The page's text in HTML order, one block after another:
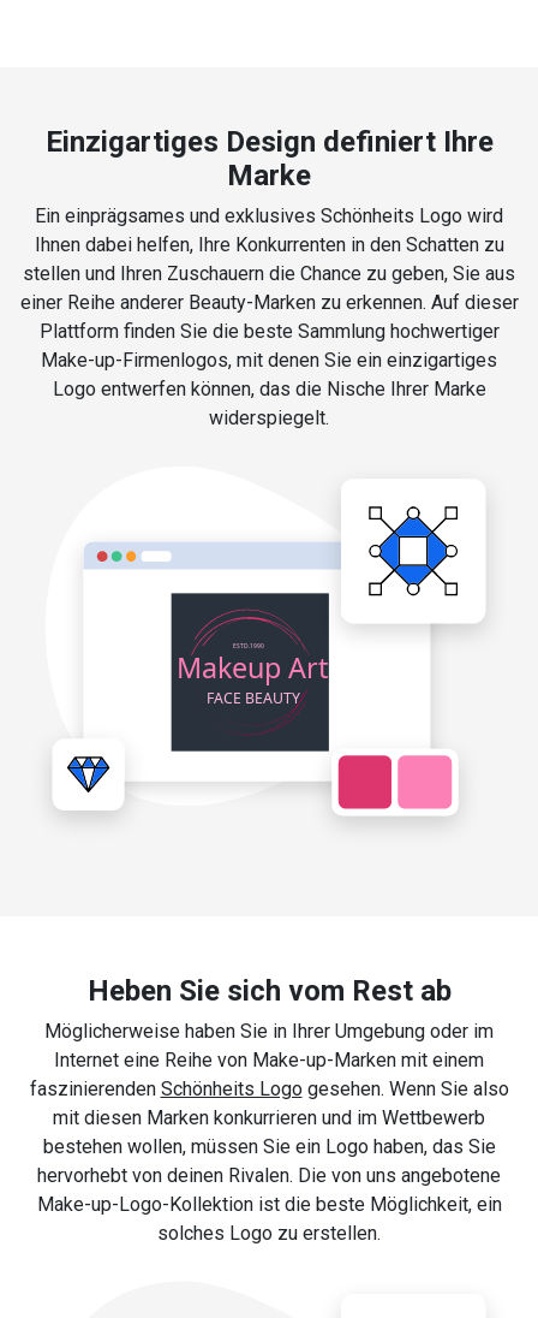
Einzigartiges Design definiert Ihre
Marke
Ein einprägsames und exklusives Schönheits Logo wird
Ihnen dabei helfen, Ihre Konkurrenten in den Schatten zu
stellen und Ihren Zuschauern die Chance zu geben, Sie aus
einer Reihe anderer Beauty-Marken zu erkennen. Auf dieser
Plattform finden Sie die beste Sammlung hochwertiger
Make-up-Firmenlogos, mit denen Sie ein einzigartiges
Logo entwerfen können, das die Nische Ihrer Marke
widerspiegelt.
Heben Sie sich vom Rest ab
Möglicherweise haben Sie in Ihrer Umgebung oder im
Internet eine Reihe von Make-up-Marken mit einem
faszinierenden Schönheits Logogesehen. Wenn Sie also
mit diesen Marken konkurrieren und im Wettbewerb
bestehen wollen, müssen Sie ein Logo haben, das Sie
hervorhebt von deinen Rivalen. Die von uns angebotene
Make-up-Logo-Kollektion ist die beste Möglichkeit, ein
solches Logo zu erstellen.